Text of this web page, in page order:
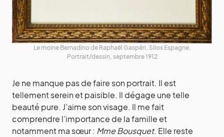
Le moine Bernadino de Raphaël Gaspéri, Silos Espagne,
Portrait/dessin, septembre 1912
Je ne manque pas de faire son portrait. Il est
tellement serein et paisible. Il dégage une telle
beauté pure. J’aime son visage. Il me fait
comprendre l’importance de la famille et
notamment ma sœur : Mme Bousquet. Elle reste